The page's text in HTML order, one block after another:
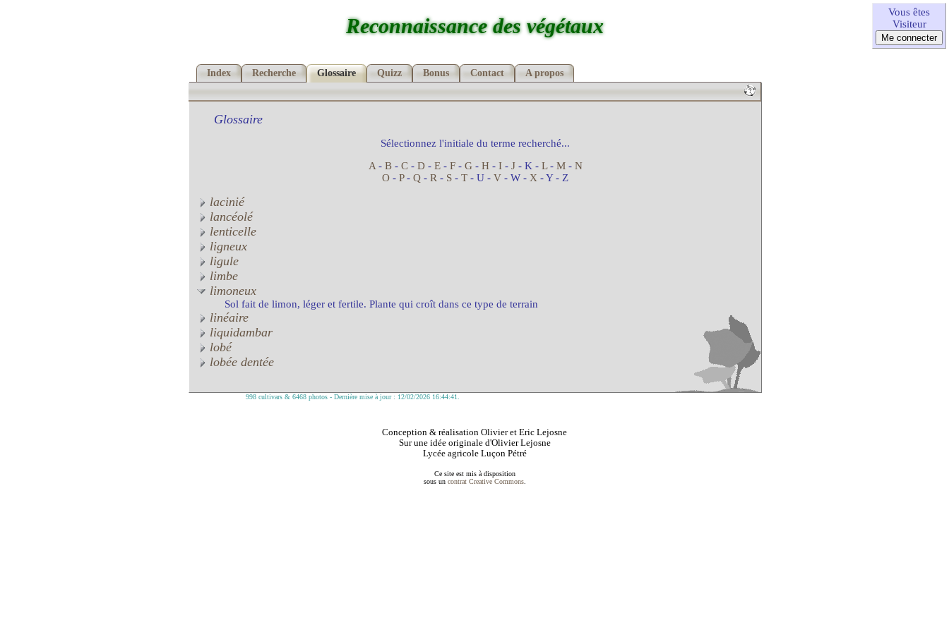
Vous êtes
Visiteur
Reconnaissance des végétaux
Index Recherche Glossaire Quizz Bonus Contact A propos
Glossaire
Sélectionnez l'initiale du terme recherché...
A - B- C- D- E- F- G- H- I- J- K - L- M- N
O - P- Q - R - S - T - U - V - W - X - Y - Z
lacinié
lancéolé
lenticelle
ligneux
ligule
limbe
limoneux
Sol fait de limon, léger et fertile. Plante qui croît dans ce type de terrain
linéaire
liquidambar
lobé
lobée dentée
998 cultivars & 6468 photos - Dernière mise à jour : 12/02/2026 16:44:41.
Conception & réalisation Olivier et Eric Lejosne
Sur une idée originale d'Olivier Lejosne
Lycée agricole Luçon Pétré
Ce site est mis à disposition
sous un contrat Creative Commons.